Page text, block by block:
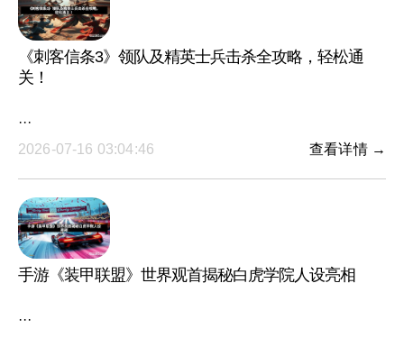
《刺客信条3》领队及精英士兵击杀全攻略，轻松通
关！
···
2026-07-16 03:04:46
查看详情 →
手游《装甲联盟》世界观首揭秘白虎学院人设亮相
···